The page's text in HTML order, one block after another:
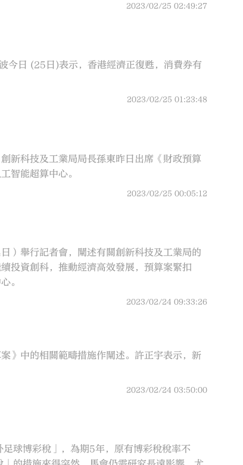
2023/02/25 02:49:27
今日 (25日)表示，香港經濟正復甦，消費券有
2023/02/25 01:23:48
新科技及工業局局長孫東昨日出席《財政預算
智能超算中心。
2023/02/25 00:05:12
）舉行記者會，闡述有關創新科技及工業局的
投資創科，推動經濟高效發展，預算案緊扣
。
2023/02/24 09:33:26
》中的相關範疇措施作闡述。許正宇表示，新
2023/02/24 03:50:00
球博彩稅」，為期5年，原有博彩稅稅率不